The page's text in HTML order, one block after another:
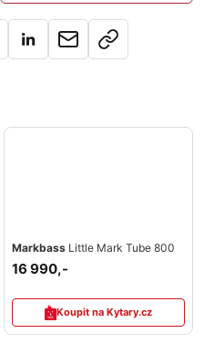
Markbass Little Mark Tube 800
16 990,-
Koupit na Kytary.cz